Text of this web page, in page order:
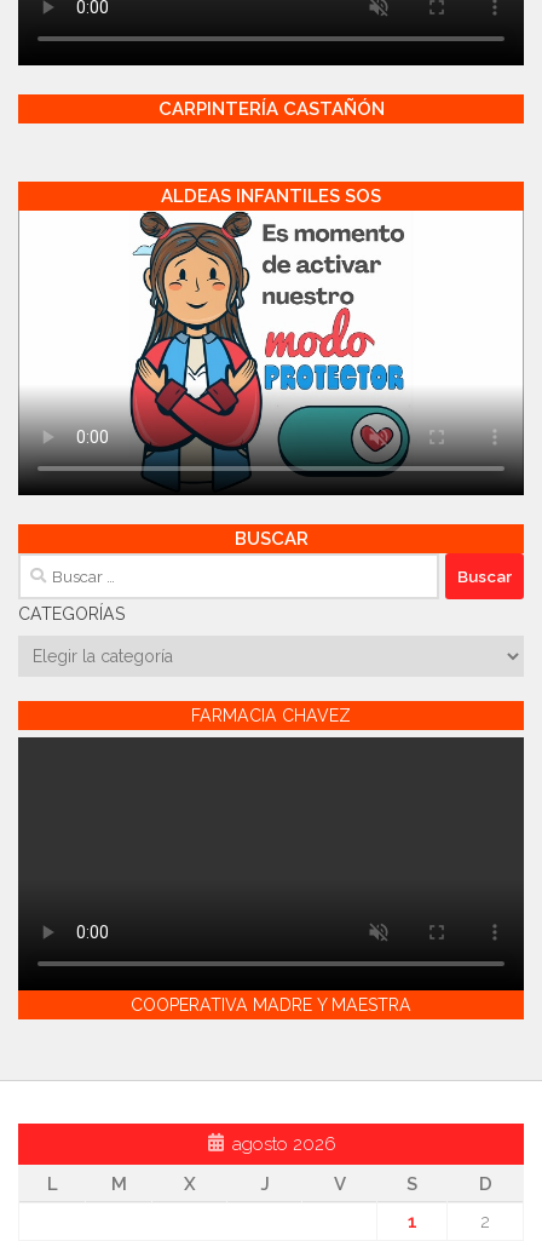
CARPINTERÍA CASTAÑÓN
ALDEAS INFANTILES SOS
BUSCAR
Buscar:
CATEGORÍAS
Categorías
FARMACIA CHAVEZ
COOPERATIVA MADRE Y MAESTRA
agosto 2026
L
M X J V S
D
1
2